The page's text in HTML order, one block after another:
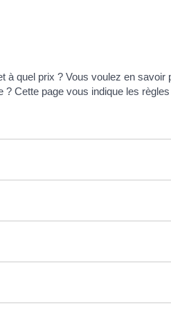
quel prix ? Vous voulez en
Cette page vous indique les